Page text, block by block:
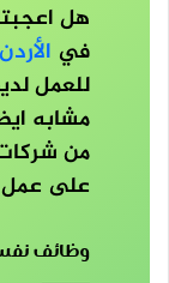
هل
في الأردن
للعمل
مشابه
على عمل
وظائف